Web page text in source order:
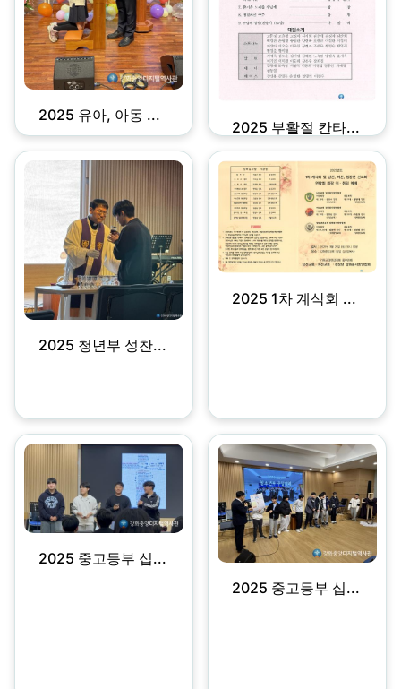
2025 유아, 아동 ...
2025 부활절 칸타...
2025 청년부 성찬...
2025 1차 계삭회 ...
2025 중고등부 십...
2025 중고등부 십...